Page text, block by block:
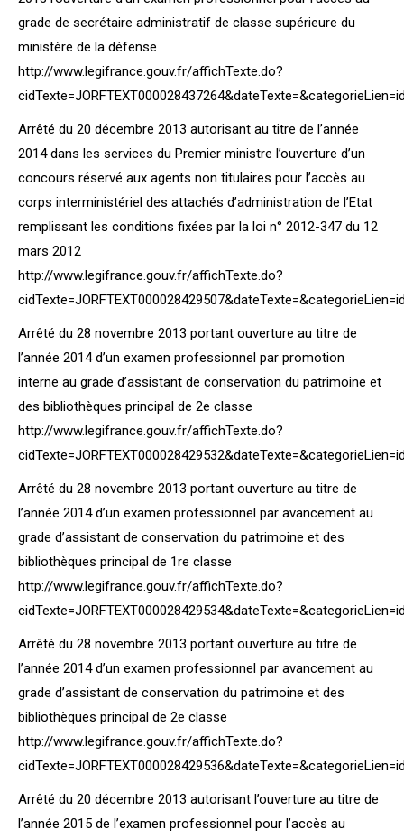
grade de secrétaire administratif de classe supérieure du
ministère de la défense
http://www.legifrance.gouv.fr/affichTexte.do?
Arrêté du 20 décembre 2013 autorisant au titre de l’année
2014 dans les services du Premier ministre l’ouverture d’un
concours réservé aux agents non titulaires pour l’accès au
corps interministériel des attachés d’administration de l’Etat
remplissant les conditions fixées par la loi n° 2012-347 du 12
mars 2012
http://www.legifrance.gouv.fr/affichTexte.do?
Arrêté du 28 novembre 2013 portant ouverture au titre de
l’année 2014 d’un examen professionnel par promotion
interne au grade d’assistant de conservation du patrimoine et
des bibliothèques principal de 2e classe
http://www.legifrance.gouv.fr/affichTexte.do?
Arrêté du 28 novembre 2013 portant ouverture au titre de
l’année 2014 d’un examen professionnel par avancement au
grade d’assistant de conservation du patrimoine et des
bibliothèques principal de 1re classe
http://www.legifrance.gouv.fr/affichTexte.do?
Arrêté du 28 novembre 2013 portant ouverture au titre de
l’année 2014 d’un examen professionnel par avancement au
grade d’assistant de conservation du patrimoine et des
bibliothèques principal de 2e classe
http://www.legifrance.gouv.fr/affichTexte.do?
Arrêté du 20 décembre 2013 autorisant l’ouverture au titre de
l’année 2015 de l’examen professionnel pour l’accès au